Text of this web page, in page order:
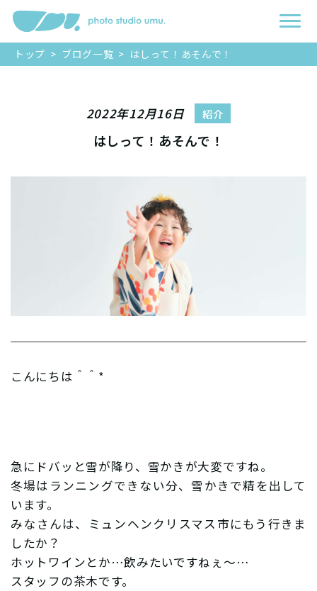
トップ > ブログ一覧 > はしって！あそんで！
2022年12月16日 紹介
はしって！あそんで！
こんにちは＾＾*
急にドバッと雪が降り、雪かきが大変ですね。
冬場はランニングできない分、雪かきで精を出して
います。
みなさんは、ミュンヘンクリスマス市にもう行きま
したか？
ホットワインとか…飲みたいですねぇ〜…
スタッフの茶木です。